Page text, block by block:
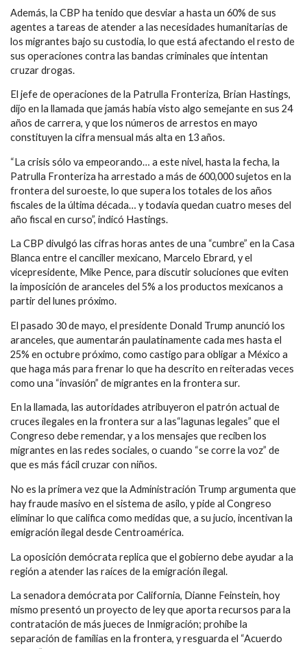
Además, la CBP ha tenido que desviar a hasta un 60% de sus
agentes a tareas de atender a las necesidades humanitarias de
los migrantes bajo su custodia, lo que está afectando el resto de
sus operaciones contra las bandas criminales que intentan
cruzar drogas.
El jefe de operaciones de la Patrulla Fronteriza, Brian Hastings,
dijo en la llamada que jamás había visto algo semejante en sus 24
años de carrera, y que los números de arrestos en mayo
constituyen la cifra mensual más alta en 13 años.
“La crisis sólo va empeorando… a este nivel, hasta la fecha, la
Patrulla Fronteriza ha arrestado a más de 600,000 sujetos en la
frontera del suroeste, lo que supera los totales de los años
fiscales de la última década… y todavía quedan cuatro meses del
año fiscal en curso”, indicó Hastings.
La CBP divulgó las cifras horas antes de una “cumbre” en la Casa
Blanca entre el canciller mexicano, Marcelo Ebrard, y el
vicepresidente, Mike Pence, para discutir soluciones que eviten
la imposición de aranceles del 5% a los productos mexicanos a
partir del lunes próximo.
El pasado 30 de mayo, el presidente Donald Trump anunció los
aranceles, que aumentarán paulatinamente cada mes hasta el
25% en octubre próximo, como castigo para obligar a México a
que haga más para frenar lo que ha descrito en reiteradas veces
como una “invasión” de migrantes en la frontera sur.
En la llamada, las autoridades atribuyeron el patrón actual de
cruces ilegales en la frontera sur a las“lagunas legales” que el
Congreso debe remendar, y a los mensajes que reciben los
migrantes en las redes sociales, o cuando “se corre la voz” de
que es más fácil cruzar con niños.
No es la primera vez que la Administración Trump argumenta que
hay fraude masivo en el sistema de asilo, y pide al Congreso
eliminar lo que califica como medidas que, a su jucio, incentivan la
emigración ilegal desde Centroamérica.
La oposición demócrata replica que el gobierno debe ayudar a la
región a atender las raíces de la emigración ilegal.
La senadora demócrata por California, Dianne Feinstein, hoy
mismo presentó un proyecto de ley que aporta recursos para la
contratación de más jueces de Inmigración; prohíbe la
separación de familias en la frontera, y resguarda el “Acuerdo